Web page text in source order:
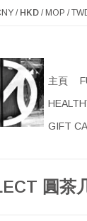
/ HKD / MOP /
主頁
GIFT
圓茶